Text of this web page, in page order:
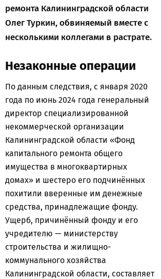
ремонта Калининградской области
Олег Туркин, обвиняемый вместе с
несколькими коллегами в растрате.
Незаконные операции
По данным следствия, с января 2020
года по июнь 2024 года генеральный
директор специализированной
некоммерческой организации
Калининградской области «Фонд
капитального ремонта общего
имущества в многоквартирных
домах» и шестеро его подчинённых
похитили вверенные им денежные
средства, принадлежащие фонду.
Ущерб, причинённый фонду и его
учредителю — министерству
строительства и жилищно-
коммунального хозяйства
Калининградской области, составляет